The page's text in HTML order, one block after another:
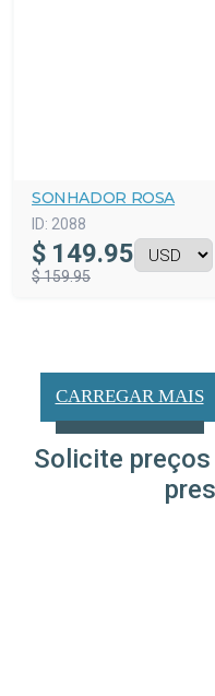
SONHADOR ROSA
ID: 2088
$ 149.95
$ 159.95
CARREGAR MAIS
Solicite